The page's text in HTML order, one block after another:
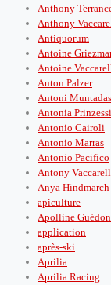
Anthony
Anthony
Antiquorum
Antoine
Antoine
Anton Palzer
Antoni Muntadas
Antonia
Antonio Cairoli
Antonio Marras
Antonio Pacifico
Antony
Anya Hindmarch
apiculture
Apolline Guédon
application
après‑ski
Aprilia
Aprilia Racing